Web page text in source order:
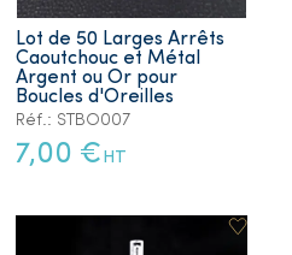
Lot de 50 Larges Arrêts
Caoutchouc et Métal
Argent ou Or pour
Boucles d'Oreilles
Réf.: STBO007
7,00 € HT